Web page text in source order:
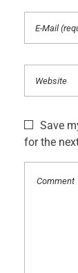
Save
for the